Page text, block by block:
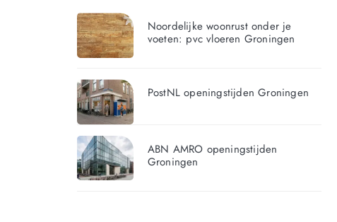
Noordelijke woonrust onder je
voeten: pvc vloeren Groningen
PostNL openingstijden Groningen
ABN AMRO openingstijden
Groningen